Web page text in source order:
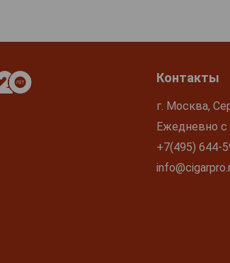
Контакты
г. Москва,
Ежедневно с
+7(495) 644-